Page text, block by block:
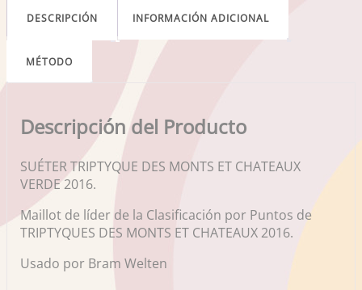
DESCRIPCIÓN INFORMACIÓN ADICIONAL
MÉTODO
Descripción del Producto
SUÉTER TRIPTYQUE DES MONTS ET CHATEAUX
VERDE 2016.
Maillot de líder de la Clasificación por Puntos de
TRIPTYQUES DES MONTS ET CHATEAUX 2016.
Usado por Bram Welten